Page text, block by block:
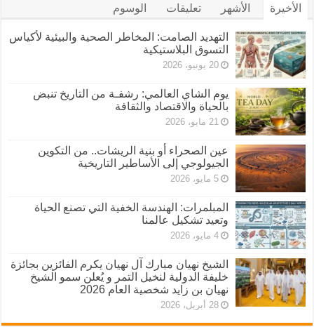
الأخيرة الأشهر تعليقات الوسوم
التهديد الصامت: المخاطر الصحية والبيئية لأكياس
التسوق البلاستيكية
20 يونيو، 2026
يوم الشاي العالمي: رشفـة من التاريخ تنبض
بالحياة والاقتصاد والثقافة
21 مايو، 2026
عين الصحراء أو بنية الريشات.. من التكوين
الجيولوجي إلى الأساطير التاريخية
5 مايو، 2026
المبلمرات: الهندسة الخفية التي تصنع الحياة
وتعيد تشكيل عالمنا
4 مايو، 2026
الشيخ نهيان مبارك آل نهيان يكرم الفائزين بجائزة
خليفة الدولية لنخيل التمر و يُعلن سمو الشيخ
نهيان بن زايد شخصية العام 2026
28 أبريل، 2026